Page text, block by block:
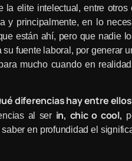
elite intelectual, entre otros
y principalmente, en lo
están ahí, pero que nadie
fuente laboral, por generar
mucho cuando en
diferencias hay entre
al ser in, chic o cool,
en profundidad el